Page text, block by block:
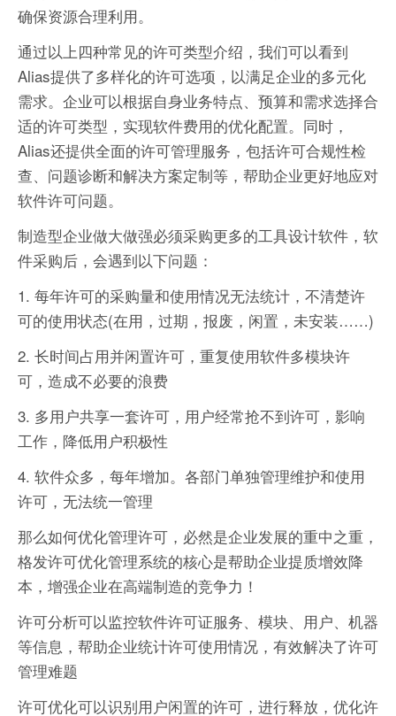
确保资源合理利用。
通过以上四种常见的许可类型介绍，我们可以看到
Alias提供了多样化的许可选项，以满足企业的多元化
需求。企业可以根据自身业务特点、预算和需求选择合
适的许可类型，实现软件费用的优化配置。同时，
Alias还提供全面的许可管理服务，包括许可合规性检
查、问题诊断和解决方案定制等，帮助企业更好地应对
软件许可问题。
制造型企业做大做强必须采购更多的工具设计软件，软
件采购后，会遇到以下问题：
1. 每年许可的采购量和使用情况无法统计，不清楚许
可的使用状态(在用，过期，报废，闲置，未安装……)
2. 长时间占用并闲置许可，重复使用软件多模块许
可，造成不必要的浪费
3. 多用户共享一套许可，用户经常抢不到许可，影响
工作，降低用户积极性
4. 软件众多，每年增加。各部门单独管理维护和使用
许可，无法统一管理
那么如何优化管理许可，必然是企业发展的重中之重，
格发许可优化管理系统的核心是帮助企业提质增效降
本，增强企业在高端制造的竞争力！
许可分析可以监控软件许可证服务、模块、用户、机器
等信息，帮助企业统计许可使用情况，有效解决了许可
管理难题
许可优化可以识别用户闲置的许可，进行释放，优化许